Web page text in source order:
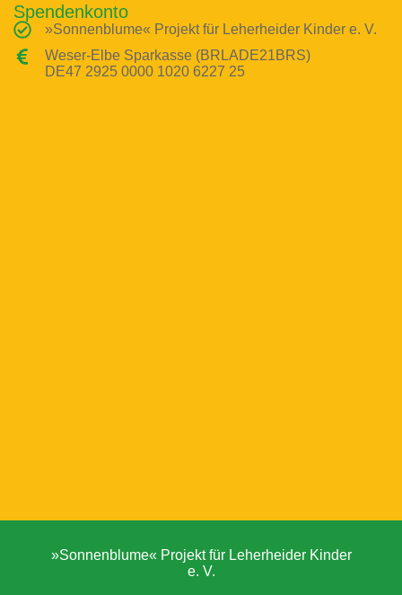
Spendenkonto
»Sonnenblume« Projekt für Leherheider Kinder e. V.
Weser-Elbe Sparkasse (BRLADE21BRS)
DE47 2925 0000 1020 6227 25
»Sonnenblume« Projekt für Leherheider Kinder
e. V.